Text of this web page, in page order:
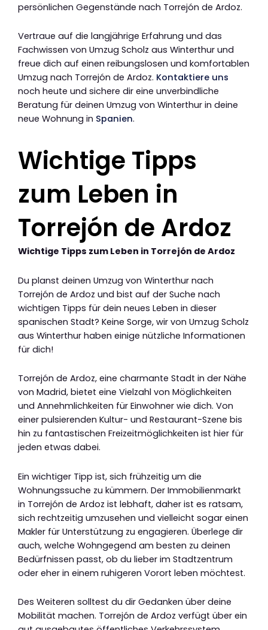
persönlichen Gegenstände nach Torrejón de Ardoz.
Vertraue auf die langjährige Erfahrung und das
Fachwissen von Umzug Scholz aus Winterthur und
freue dich auf einen reibungslosen und komfortablen
Umzug nach Torrejón de Ardoz. Kontaktiere uns
noch heute und sichere dir eine unverbindliche
Beratung für deinen Umzug von Winterthur in deine
neue Wohnung in Spanien.
Wichtige Tipps
zum Leben in
Torrejón de Ardoz
Wichtige Tipps zum Leben in Torrejón de Ardoz
Du planst deinen Umzug von Winterthur nach
Torrejón de Ardoz und bist auf der Suche nach
wichtigen Tipps für dein neues Leben in dieser
spanischen Stadt? Keine Sorge, wir von Umzug Scholz
aus Winterthur haben einige nützliche Informationen
für dich!
Torrejón de Ardoz, eine charmante Stadt in der Nähe
von Madrid, bietet eine Vielzahl von Möglichkeiten
und Annehmlichkeiten für Einwohner wie dich. Von
einer pulsierenden Kultur- und Restaurant-Szene bis
hin zu fantastischen Freizeitmöglichkeiten ist hier für
jeden etwas dabei.
Ein wichtiger Tipp ist, sich frühzeitig um die
Wohnungssuche zu kümmern. Der Immobilienmarkt
in Torrejón de Ardoz ist lebhaft, daher ist es ratsam,
sich rechtzeitig umzusehen und vielleicht sogar einen
Makler für Unterstützung zu engagieren. Überlege dir
auch, welche Wohngegend am besten zu deinen
Bedürfnissen passt, ob du lieber im Stadtzentrum
oder eher in einem ruhigeren Vorort leben möchtest.
Des Weiteren solltest du dir Gedanken über deine
Mobilität machen. Torrejón de Ardoz verfügt über ein